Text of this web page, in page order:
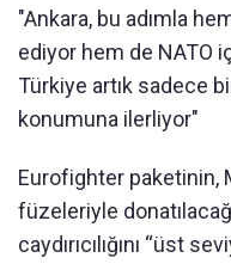
"Ankara, bu adımla
ediyor hem de NATO
Türkiye artık sadece
konumuna ilerliyor"
Eurofighter paketinin,
füzeleriyle
caydırıcılığını “üst